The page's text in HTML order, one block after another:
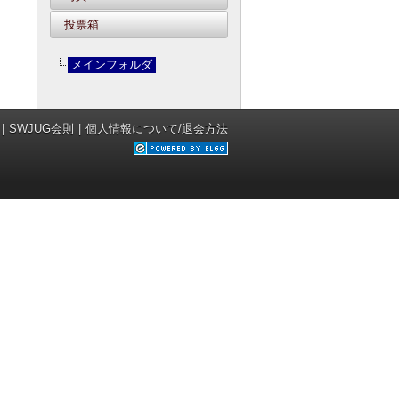
投票箱
メインフォルダ
SWJUG会則 個人情報について/退会方法